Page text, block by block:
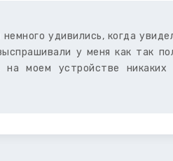
удивились, когда
у меня как так
моем устройстве